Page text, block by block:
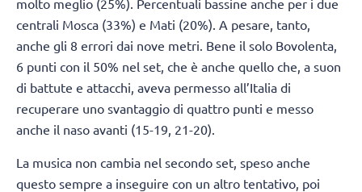
molto meglio (25%). Percentuali bassine anche per i due
centrali Mosca (33%) e Mati (20%). A pesare, tanto,
anche gli 8 errori dai nove metri. Bene il solo Bovolenta,
6 punti con il 50% nel set, che è anche quello che, a suon
di battute e attacchi, aveva permesso all’Italia di
recuperare uno svantaggio di quattro punti e messo
anche il naso avanti (15-19, 21-20).
La musica non cambia nel secondo set, speso anche
questo sempre a inseguire con un altro tentativo, poi